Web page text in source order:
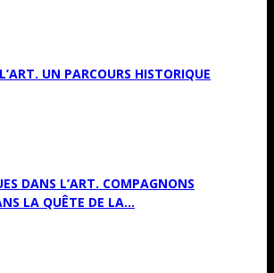
UN PARCOURS HISTORIQUE
DANS L’ART. COMPAGNONS
LA QUÊTE DE LA...